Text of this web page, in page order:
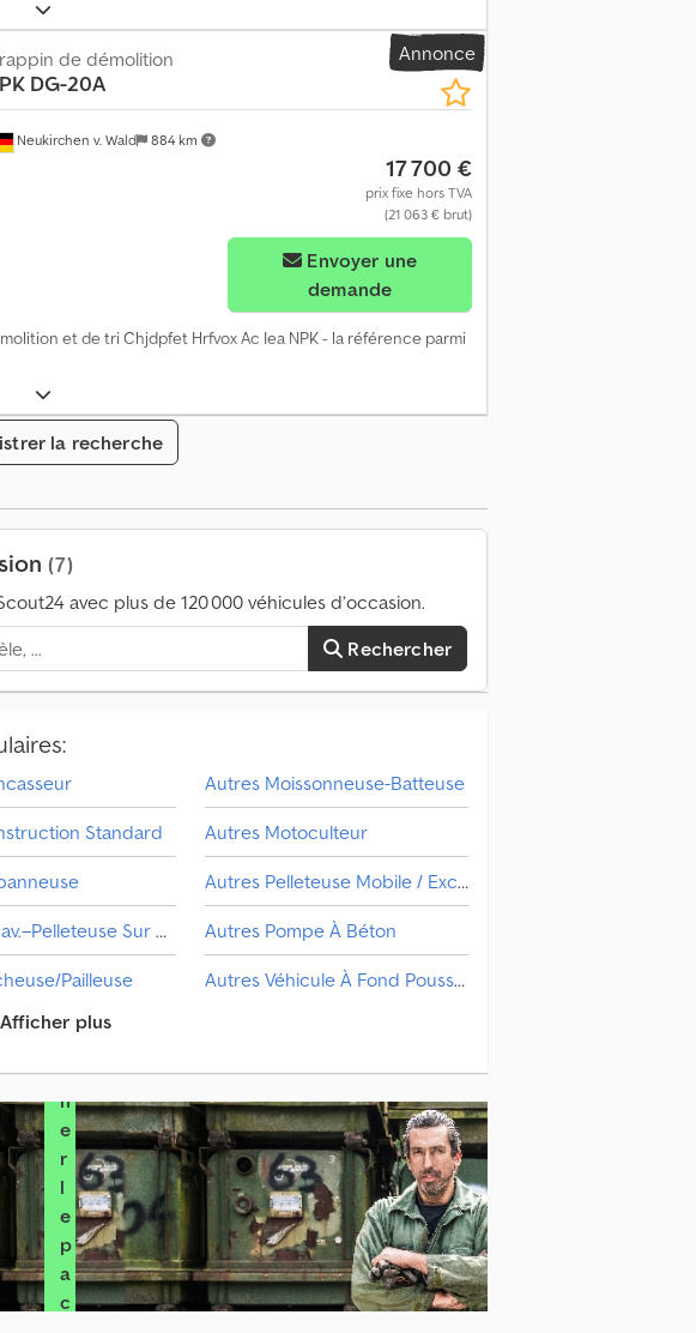
Annonce
Demander plus d'images
Neukirchen v. Wald 884 km
de démolition
DG-20A
17 700 €
prix fixe hors TVA
(21 063 € brut)
demande
et de tri Chjdpfet Hrfvox Ac Iea NPK - la référence parmi
la recherche
(7)
avec plus de 120 000 véhicules d’occasion.
Rechercher
Standard
Autres Excav.–Pelleteuse Sur Chenilles
Pailleuse
De Récolte
Construction
De Démolition
Autres Moissonneuse-Batteuse
Autres Motoculteur
Autres Pelleteuse Mobile / Excavatrice Mobile
Autres Pompe À Béton
Autres Véhicule À Fond Poussant
Marteau De Démolition
Afficher plus
s
d
e
1
4
0
a
d
e
s
d
a
h
a
t
a
r
o
s
S
e
c
t
i
n
n
e
r
l
e
p
a
c